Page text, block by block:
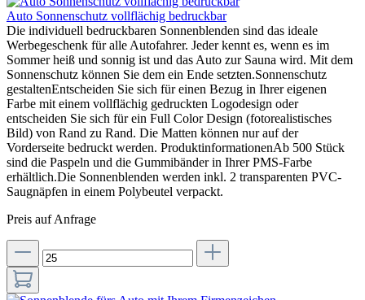
Auto Sonnenschutz vollflächig bedruckbar
Die individuell bedruckbaren Sonnenblenden sind das ideale
Werbegeschenk für alle Autofahrer. Jeder kennt es, wenn es im
Sommer heiß und sonnig ist und das Auto zur Sauna wird. Mit dem
Sonnenschutz können Sie dem ein Ende setzten.Sonnenschutz
gestaltenEntscheiden Sie sich für einen Bezug in Ihrer eigenen
Farbe mit einem vollflächig gedruckten Logodesign oder
entscheiden Sie sich für ein Full Color Design (fotorealistisches
Bild) von Rand zu Rand. Die Matten können nur auf der
Vorderseite bedruckt werden. ProduktinformationenAb 500 Stück
sind die Paspeln und die Gummibänder in Ihrer PMS-Farbe
erhältlich.Die Sonnenblenden werden inkl. 2 transparenten PVC-
Saugnäpfen in einem Polybeutel verpackt.
Preis auf Anfrage